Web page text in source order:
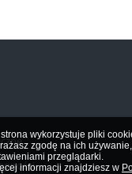
strona wykorzystuje pliki
zgodę na ich
przeglądarki.
informacji znajdziesz w